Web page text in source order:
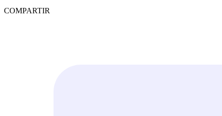
COMPARTIR